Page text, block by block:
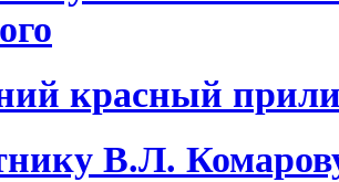
красный
В.Л.